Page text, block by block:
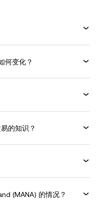
何变化？
的知识？
(MANA) 的情况？